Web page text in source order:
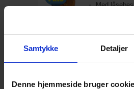
Samtykke Detaljer
Denne hjemmeside bruger
Med
109,00
136,25DKK inkl.
STK Læg i